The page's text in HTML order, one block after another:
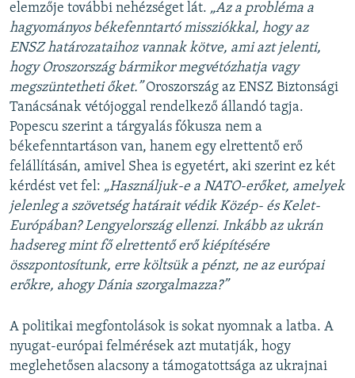
elemzője további nehézséget lát. „Az a probléma a
hagyományos békefenntartó missziókkal, hogy az
ENSZ határozataihoz vannak kötve, ami azt jelenti,
hogy Oroszország bármikor megvétózhatja vagy
megszüntetheti őket.”Oroszország az ENSZ Biztonsági
Tanácsának vétójoggal rendelkező állandó tagja.
Popescu szerint a tárgyalás fókusza nem a
békefenntartáson van, hanem egy elrettentő erő
felállításán, amivel Shea is egyetért, aki szerint ez két
kérdést vet fel: „Használjuk-e a NATO-erőket, amelyek
jelenleg a szövetség határait védik Közép- és Kelet-
Európában? Lengyelország ellenzi. Inkább az ukrán
hadsereg mint fő elrettentő erő kiépítésére
összpontosítunk, erre költsük a pénzt, ne az európai
erőkre, ahogy Dánia szorgalmazza?”
A politikai megfontolások is sokat nyomnak a latba. A
nyugat-európai felmérések azt mutatják, hogy
meglehetősen alacsony a támogatottsága az ukrajnai